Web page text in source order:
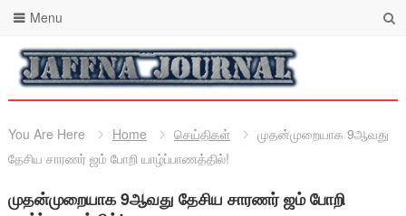
Menu
You Are Here Home செய்திகள்
முதன்முறையாக 9ஆவது
தேசிய சாரணர் ஜம் போறி யாழ்ப்பாணத்தில்!
முதன்முறையாக 9ஆவது தேசிய சாரணர் ஜம் போறி